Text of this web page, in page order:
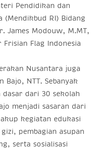
Pendidikan dan
(Mendikbud RI) Bidang
James Modouw, M.MT,
Flag Indonesia
Nusantara juga
Bajo, NTT. Sebanyak
dasar dari 30 sekolah
menjadi sasaran dari
kegiatan edukasi
pembagian asupan
serta sosialisasi